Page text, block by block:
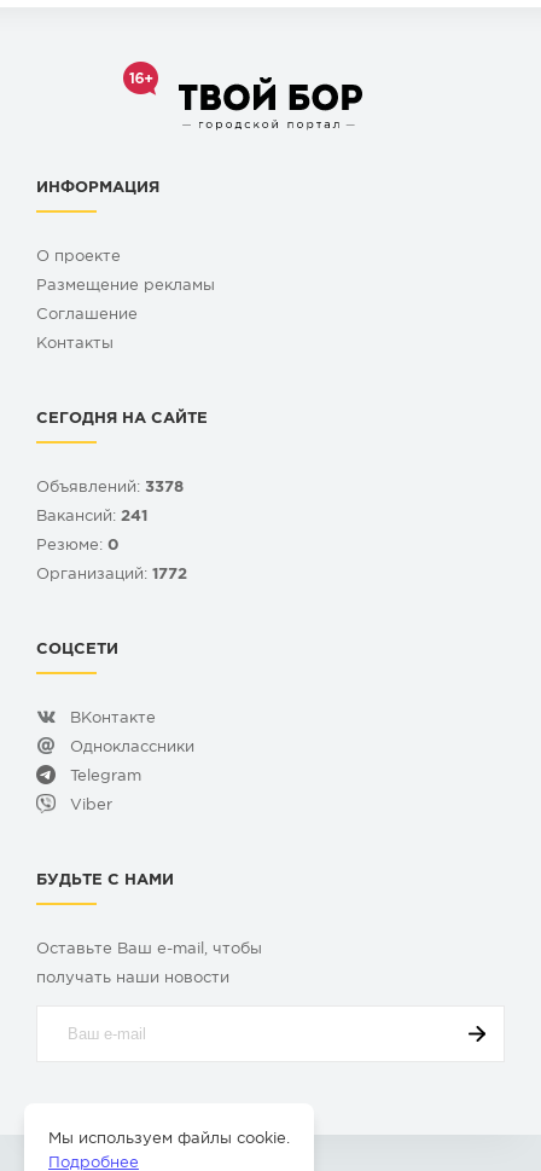
ИНФОРМАЦИЯ
О проекте
Размещение рекламы
Cоглашение
Контакты
СЕГОДНЯ НА САЙТЕ
Объявлений: 3378
Вакансий: 241
Резюме: 0
Организаций: 1772
СОЦСЕТИ
ВКонтакте
Одноклассники
Telegram
Viber
БУДЬТЕ С НАМИ
Оставьте Ваш e-mail, чтобы
получать наши новости
Мы используем файлы cookie.
Подробнее